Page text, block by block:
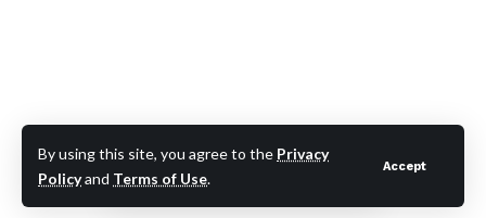
By using this site, you agree to the Privacy
Policyand Terms of Use.
Accept